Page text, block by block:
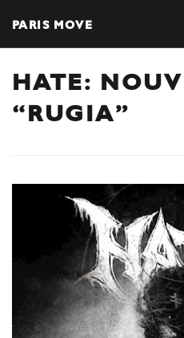
PARIS MOVE
HATE:
“RUGIA”